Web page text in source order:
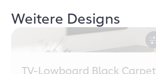
Weitere Designs
TV-Lowboard Black Carpet